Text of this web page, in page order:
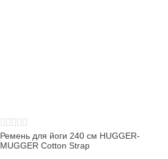
Ремень для йоги 240 см HUGGER-
MUGGER Cotton Strap